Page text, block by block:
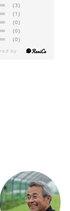
(3)
(1)
(0)
(0)
(0)